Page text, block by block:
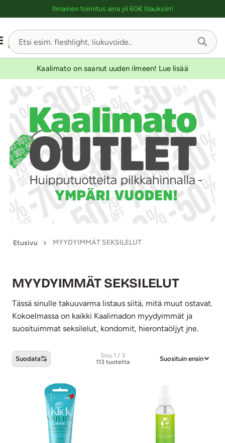
Ilmainen toimitus aina yli 60€ tilauksiin!
Kaalimato on saanut uuden ilmeen! Lue lisää
Etusivu MYYDYIMMÄT SEKSILELUT
MYYDYIMMÄT SEKSILELUT
Tässä sinulle takuuvarma listaus siitä, mitä muut ostavat.
Kokoelmassa on kaikki Kaalimadon myydyimmät ja
suosituimmat seksilelut, kondomit, hierontaöljyt jne.
Suodata
Sivu 1 / 3
113 tuotetta
Suosituin ensin
MYYDYIMMÄT SEKSILELUT -tuotteet
Sivu 1/3